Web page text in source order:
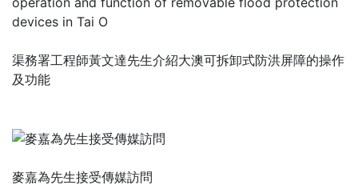
渠務署工程師黃文達先生介紹大澳可拆卸式防洪屏障的操作
及功能
麥嘉為先生接受傳媒訪問